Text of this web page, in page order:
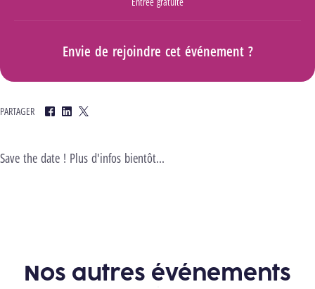
Envie de rejoindre cet événement ?
PARTAGER
Facebook
LinkedInTwitter
Save the date ! Plus d'infos bientôt...
Nos autres événements